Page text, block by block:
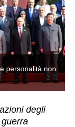
personalità non
degli